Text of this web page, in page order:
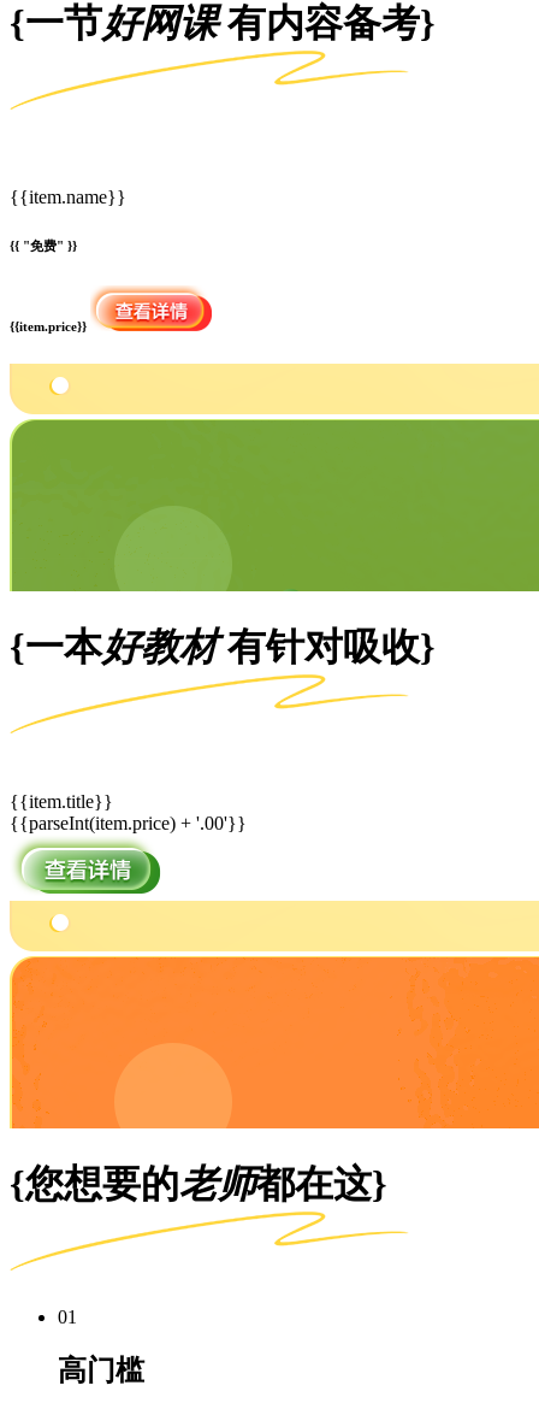
{一节好网课有内容备考}
{{item.name}}
{{ "免费" }}
{{item.price}}
{一本好教材有针对吸收}
{{item.title}}
{{parseInt(item.price) + '.00'}}
{您想要的老师都在这}
01
高门槛